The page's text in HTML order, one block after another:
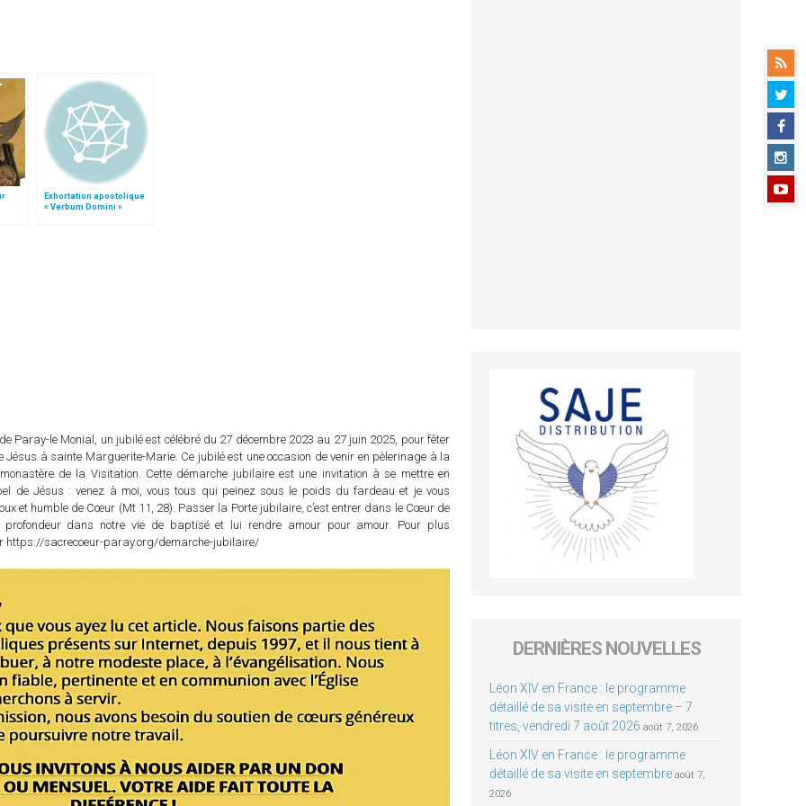
Exhortation apostolique
« Verbum Domini »
Paray-le Monial, un jubilé est célébré du 27 décembre 2023 au 27 juin 2025, pour fêter
à sainte Marguerite-Marie. Ce jubilé est une occasion de venir en pèlerinage à la
de la Visitation. Cette démarche jubilaire est une invitation à se mettre en
de Jésus : venez à moi, vous tous qui peinez sous le poids du fardeau et je vous
et humble de Cœur (Mt 11, 28). Passer la Porte jubilaire, c’est entrer dans le Cœur de
profondeur dans notre vie de baptisé et lui rendre amour pour amour. Pour plus
https://sacrecoeur-paray.org/demarche-jubilaire/
DERNIÈRES NOUVELLES
Léon XIV en France : le programme
détaillé de sa visite en septembre – 7
titres, vendredi 7 août 2026 août 7, 2026
Léon XIV en France : le programme
détaillé de sa visite en septembre août 7,
2026